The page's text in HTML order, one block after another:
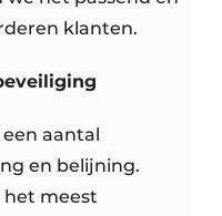
klanten.
een aantal
en belijning.
het meest